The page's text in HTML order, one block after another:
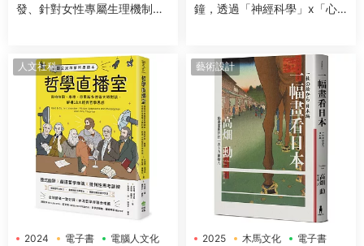
發、針對女性專屬生理機制與
鐘，透過「神經科學」x「心
讓大腦潛能發揮到極緻，變得
超犀利！
人文社科
2024 電子書 電腦人文化
藝術設計
2025 木馬文化 電子書